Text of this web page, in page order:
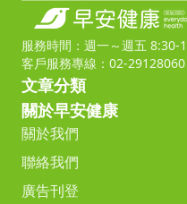
服務時間：週一～週五 8:30-
客戶服務專線：02-29128060
文章分類
關於早安健康
關於我們
聯絡我們
廣告刊登